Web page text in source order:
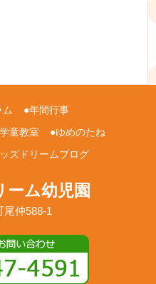
年間行事
学童教室
ゆめのたね
ズドリームブログ
ーム幼児園
尾仲588-1